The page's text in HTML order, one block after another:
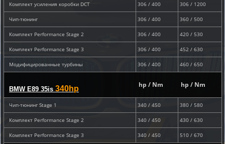
Комплект усиления коробки DCT 306 / 400 306 / 1200
Чип-тюнинг 306 / 400 360 / 500
Комплект Performance Stage 2 306 / 400 420 / 530
Комплект Performance Stage 3 306 / 400 452 / 630
Модифицированные турбины 306 / 400 460 / 650
BMW E89 35is 340hp hp / Nm hp / Nm
Чип-тюнинг Stage 1 340 / 450 380 / 580
Комплект Performance Stage 2 340 / 450 430 / 630
Комплект Performance Stage 3 340 / 450 510 / 670